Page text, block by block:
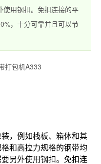
使用钢扣。免扣连接的平
，十分可靠并且可以节
，例如栈板、箱体和其
和高拉力规格的钢带均
另外使用钢扣。免扣连